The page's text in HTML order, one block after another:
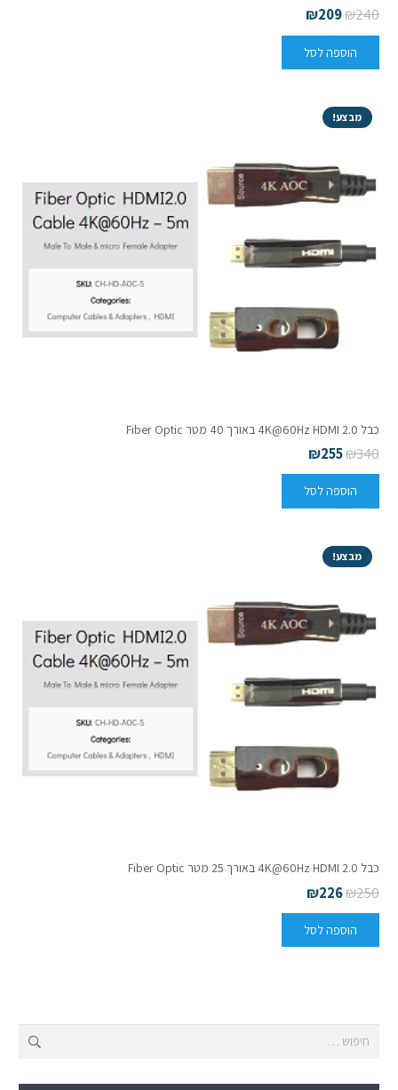
₪240
₪209
הוספה לסל
מבצע!
כבל 2.0 4K@60Hz HDMI באורך 40 מטר Fiber Optic
₪340
₪255
הוספה לסל
מבצע!
כבל 2.0 4K@60Hz HDMI באורך 25 מטר Fiber Optic
₪250
₪226
הוספה לסל